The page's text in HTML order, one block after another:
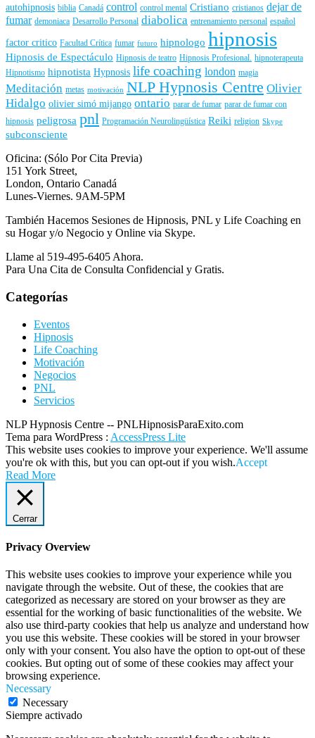
autohipnosis biblia Canadá control control mental Cristiano cristianos dejar de
fumar demoniaca Desarrollo Personal diabolica entrenamiento personal español
factor critico Facultad Crítica fumar futuro hipnologo hipnosis
Hipnosis de Espectáculo Hipnosis de teatro Hipnosis Profesional. hipnoterapeuta
Hipnotismo hipnotista Hypnosis life coaching london magia
Meditación metas motivación NLP Hypnosis Centre Olivier
Hidalgo olivier simó mijango ontario parar de fumar parar de fumar con
hipnosis peligrosa pnl Programación Neurolingüística Reiki religion Skype
subconsciente
Oficina: (Sólo Por Cita Previa)
151 York Street,
London, Ontario Canadá
Lunes-Viernes. 9AM-5PM
También Hacemos Sesiones de Hipnosis, PNL y Life Coaching en
su Hogar y/o Negocio y Online via Skype.
Llame al 519-495-6405 Ahora.
Para Una Cita de Consulta Confidencial y Gratis.
Categorías
Eventos
Hipnosis
Life Coaching
Motivación
Negocios
PNL
Servicios
NLP Hypnosis Centre -- PNLHipnosisParaExito.com
Tema para WordPress : AccessPress Lite
This website uses cookies to improve your experience. We'll assume
you're ok with this, but you can opt-out if you wish.Accept
Read More
Cerrar
Privacy Overview
This website uses cookies to improve your experience while you
navigate through the website. Out of these, the cookies that are
categorized as necessary are stored on your browser as they are
essential for the working of basic functionalities of the website. We
also use third-party cookies that help us analyze and understand how
you use this website. These cookies will be stored in your browser
only with your consent. You also have the option to opt-out of these
cookies. But opting out of some of these cookies may affect your
browsing experience.
Necessary
Necessary
Siempre activado